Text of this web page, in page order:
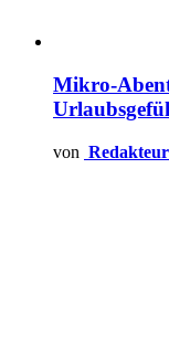
Mikro-
von Redakteur